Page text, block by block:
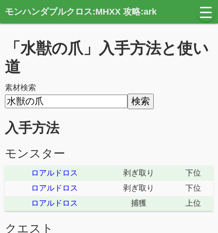
モンハンダブルクロス:MHXX 攻略:ark
t
o
l
e
「水獣の爪」入手方法と使い
道
素材検索
入手方法
モンスター
ロアルドロス 剥ぎ取り
下位
ロアルドロス
剥ぎ取り
下位
ロアルドロス
捕獲 上位
クエスト